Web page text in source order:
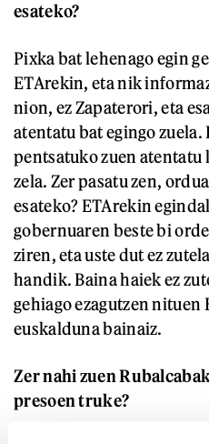
esateko?
Pixka bat lehenago egin
ETArekin, eta nik
nion, ez Zapaterori, eta
atentatu bat egingo zuela.
pentsatuko zuen atentatu
zela. Zer pasatu zen,
esateko? ETArekin
gobernuaren beste bi
ziren, eta uste dut ez
handik. Baina haiek ez
gehiago ezagutzen
euskalduna bainaiz.
Zer nahi zuen
presoen truke?